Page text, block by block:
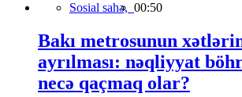
Sosial sahə, 00:50
Bakı metrosunun
ayrılması: nəqliyyat
necə qaçmaq olar?